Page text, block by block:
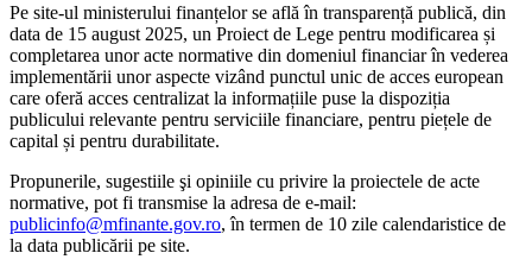
Pe site-ul ministerului finanțelor se află în transparență publică, din
data de 15 august 2025, un Proiect de Lege pentru modificarea și
completarea unor acte normative din domeniul financiar în vederea
implementării unor aspecte vizând punctul unic de acces european
care oferă acces centralizat la informațiile puse la dispoziția
publicului relevante pentru serviciile financiare, pentru piețele de
capital și pentru durabilitate.
Propunerile, sugestiile şi opiniile cu privire la proiectele de acte
normative, pot fi transmise la adresa de e-mail:
publicinfo@mfinante.gov.ro, în termen de 10 zile calendaristice de
la data publicării pe site.